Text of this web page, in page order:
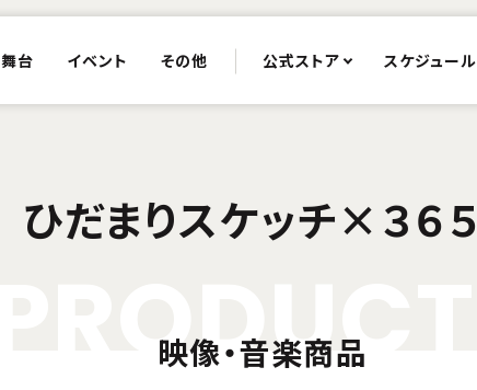
舞台 イベント その他 公式ストア スケジュール
ひだまりスケッチ×３６５
ODUC
映像・音楽商品